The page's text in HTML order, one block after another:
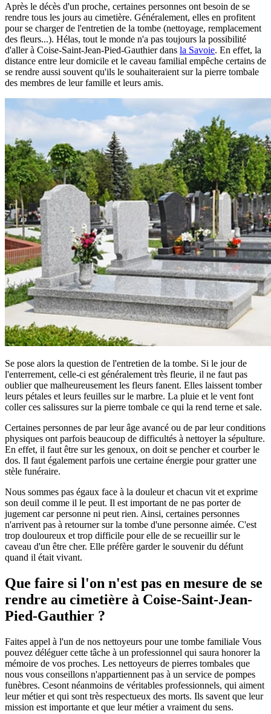
Après le décès d'un proche, certaines personnes ont besoin de se
rendre tous les jours au cimetière. Généralement, elles en profitent
pour se charger de l'entretien de la tombe (nettoyage, remplacement
des fleurs...). Hélas, tout le monde n'a pas toujours la possibilité
d'aller à Coise-Saint-Jean-Pied-Gauthier dans la Savoie. En effet, la
distance entre leur domicile et le caveau familial empêche certains de
se rendre aussi souvent qu'ils le souhaiteraient sur la pierre tombale
des membres de leur famille et leurs amis.
Se pose alors la question de l'entretien de la tombe. Si le jour de
l'enterrement, celle-ci est généralement très fleurie, il ne faut pas
oublier que malheureusement les fleurs fanent. Elles laissent tomber
leurs pétales et leurs feuilles sur le marbre. La pluie et le vent font
coller ces salissures sur la pierre tombale ce qui la rend terne et sale.
Certaines personnes de par leur âge avancé ou de par leur conditions
physiques ont parfois beaucoup de difficultés à nettoyer la sépulture.
En effet, il faut être sur les genoux, on doit se pencher et courber le
dos. Il faut également parfois une certaine énergie pour gratter une
stèle funéraire.
Nous sommes pas égaux face à la douleur et chacun vit et exprime
son deuil comme il le peut. Il est important de ne pas porter de
jugement car personne ni peut rien. Ainsi, certaines personnes
n'arrivent pas à retourner sur la tombe d'une personne aimée. C'est
trop douloureux et trop difficile pour elle de se recueillir sur le
caveau d'un être cher. Elle préfère garder le souvenir du défunt
quand il était vivant.
Que faire si l'on n'est pas en mesure de se
rendre au cimetière à Coise-Saint-Jean-
Pied-Gauthier ?
Faites appel à l'un de nos nettoyeurs pour une tombe familiale Vous
pouvez déléguer cette tâche à un professionnel qui saura honorer la
mémoire de vos proches. Les nettoyeurs de pierres tombales que
nous vous conseillons n'appartiennent pas à un service de pompes
funèbres. Cesont néanmoins de véritables professionnels, qui aiment
leur métier et qui sont très respectueux des morts. Ils savent que leur
mission est importante et que leur métier a vraiment du sens.